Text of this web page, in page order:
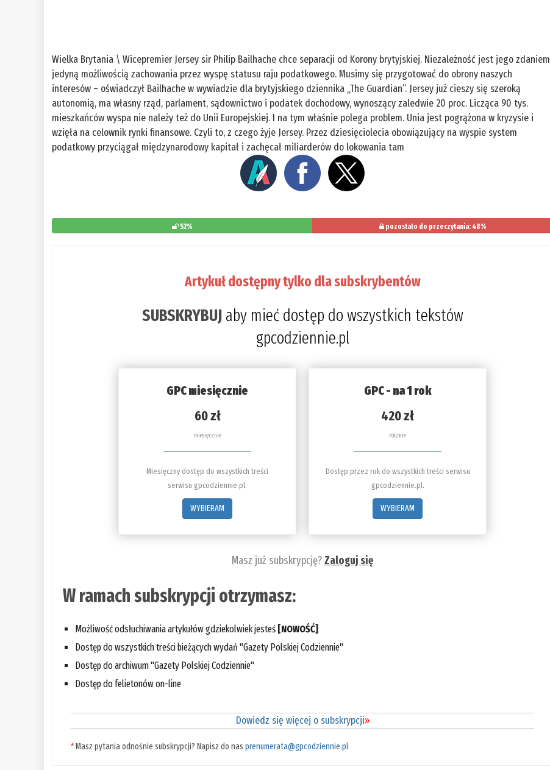
Wielka Brytania \ Wicepremier Jersey sir Philip Bailhache chce separacji od Korony brytyjskiej. Niezależność jest jego zdaniem
jedyną możliwością zachowania przez wyspę statusu raju podatkowego. Musimy się przygotować do obrony naszych
interesów – oświadczył Bailhache w wywiadzie dla brytyjskiego dziennika „The Guardian”. Jersey już cieszy się szeroką
autonomią, ma własny rząd, parlament, sądownictwo i podatek dochodowy, wynoszący zaledwie 20 proc. Licząca 90 tys.
mieszkańców wyspa nie należy też do Unii Europejskiej. I na tym właśnie polega problem. Unia jest pogrążona w kryzysie i
wzięła na celownik rynki finansowe. Czyli to, z czego żyje Jersey. Przez dziesięciolecia obowiązujący na wyspie system
podatkowy przyciągał międzynarodowy kapitał i zachęcał miliarderów do lokowania tam
52% pozostało do przeczytania: 48%
Artykuł dostępny tylko dla subskrybentów
SUBSKRYBUJaby mieć dostęp do wszystkich tekstów
gpcodziennie.pl
GPC miesięcznie
60 zł
miesięcznie
Miesięczny dostęp do wszystkich treści
serwisu gpcodziennie.pl.
WYBIERAM
GPC - na 1 rok
420 zł
rocznie
Dostęp przez rok do wszystkich treści serwisu
gpcodziennie.pl.
WYBIERAM
Masz już subskrypcję?Zaloguj się
W ramach subskrypcji otrzymasz:
Możliwość odsłuchiwania artykułów gdziekolwiek jesteś [NOWOŚĆ]
Dostęp do wszystkich treści bieżących wydań "Gazety Polskiej Codziennie"
Dostęp do archiwum "Gazety Polskiej Codziennie"
Dostęp do felietonów on-line
Dowiedz się więcej o subskrypcji»
*Masz pytania odnośnie subskrypcji? Napisz do nasprenumerata@gpcodziennie.pl